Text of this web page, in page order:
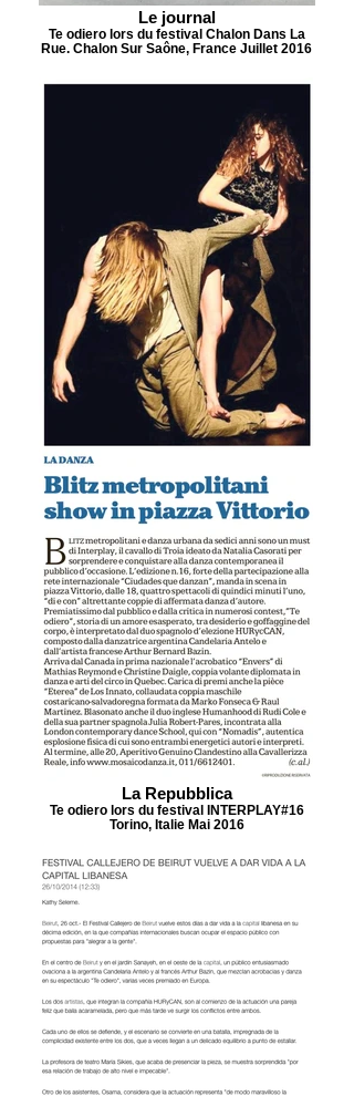
Le journal
Te odiero lors du festival Chalon Dans La
Rue. Chalon Sur Saône, France Juillet 2016
La Repubblica
Te odiero lors du festival INTERPLAY#16
Torino, Italie Mai 2016